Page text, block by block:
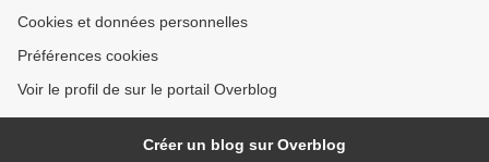
Cookies et données personnelles
Préférences cookies
Voir le profil de sur le portail Overblog
Créer un blog sur Overblog